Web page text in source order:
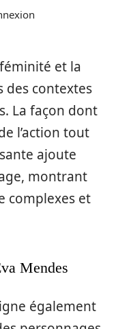
et la
des contextes
La façon dont
l’action tout
ajoute
montrant
complexes et
Mendes
également